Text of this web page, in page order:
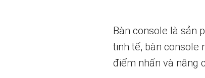
Bàn console là sản
tinh tế, bàn console
điểm nhấn và nâng